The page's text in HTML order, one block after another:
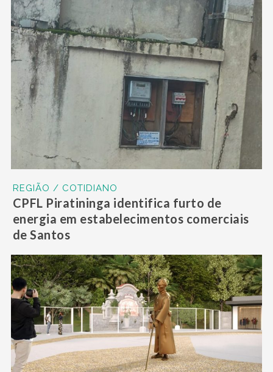
REGIÃO / COTIDIANO
CPFL Piratininga identifica furto de
energia em estabelecimentos comerciais
de Santos